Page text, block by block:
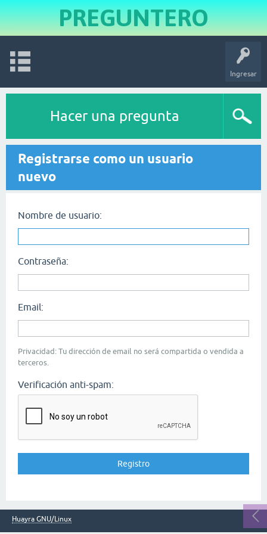
PREGUNTERO
Ingresar
Hacer una pregunta
Registrarse como un usuario
nuevo
Nombre de usuario:
Contraseña:
Email:
Privacidad: Tu dirección de email no será compartida o vendida a
terceros.
Verificación anti-spam:
Huayra GNU/Linux